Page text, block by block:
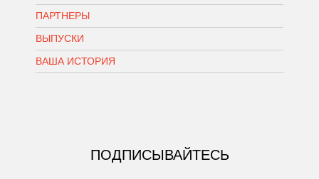
ПАРТНЕРЫ
ВЫПУСКИ
ВАША ИСТОРИЯ
ПОДПИСЫВАЙТЕСЬ